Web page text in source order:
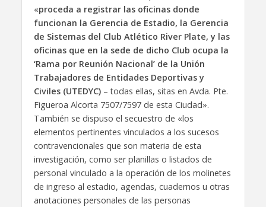
«proceda a registrar las oficinas donde
funcionan la Gerencia de Estadio, la Gerencia
de Sistemas del Club Atlético River Plate, y las
oficinas que en la sede de dicho Club ocupa la
‘Rama por Reunión Nacional’ de la Unión
Trabajadores de Entidades Deportivas y
Civiles (UTEDYC)– todas ellas, sitas en Avda. Pte.
Figueroa Alcorta 7507/7597 de esta Ciudad».
También se dispuso el secuestro de «los
elementos pertinentes vinculados a los sucesos
contravencionales que son materia de esta
investigación, como ser planillas o listados de
personal vinculado a la operación de los molinetes
de ingreso al estadio, agendas, cuadernos u otras
anotaciones personales de las personas